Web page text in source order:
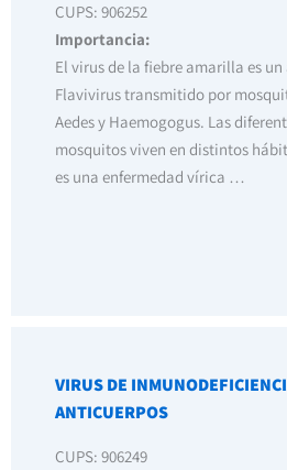
CUPS: 906252
Importancia:
El virus de la fiebre amarilla es
Flavivirus transmitido por
Aedes y Haemogogus. Las
mosquitos viven en distintos
es una enfermedad vírica …
VIRUS DE
ANTICUERPOS
CUPS: 906249